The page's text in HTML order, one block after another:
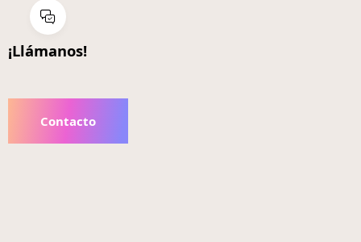
¡Llámanos!
Contacto